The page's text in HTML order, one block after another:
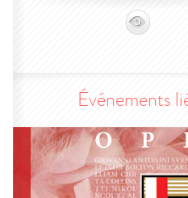
Événements